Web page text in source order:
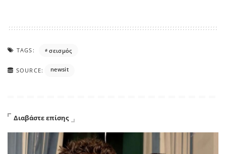
TAGS: σεισμός
SOURCE: newsit
Διαβάστε επίσης